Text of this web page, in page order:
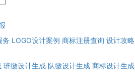
务 LOGO设计案例 商标注册查询 设计攻略
班徽设计生成 队徽设计生成 商标设计生成